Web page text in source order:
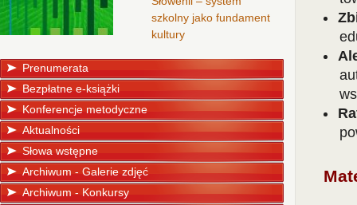
szkolny jako fundament
kultury
Prenumerata
Bezpłatne e-książki
Konferencje metodyczne
Aktualności
Słowa wstępne
Archiwum - Galerie zdjęć
Archiwum - Konkursy